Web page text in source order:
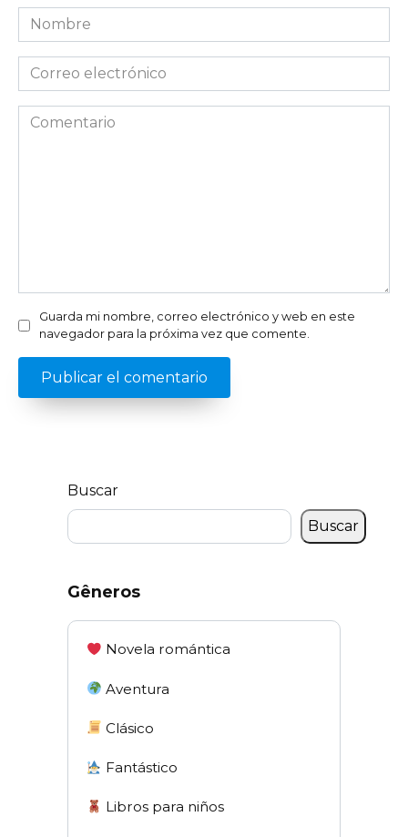
Nombre
*
Correo
electrónico
*Comentario
Guarda mi nombre, correo electrónico y web en este
navegador para la próxima vez que comente.
Buscar
Buscar
Gêneros
Novela romántica
Aventura
Clásico
Fantástico
Libros para niños